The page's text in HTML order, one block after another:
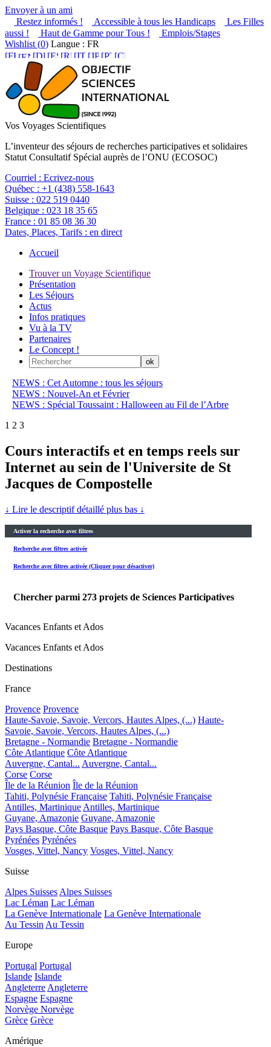
Envoyer à un ami
Restez informés !
Accessible à tous les Handicaps
Les Filles
aussi !
Haut de Gamme pour Tous !
Emplois/Stages
Wishlist (0) Langue : FR
Vos Voyages Scientifiques
L’inventeur des séjours de recherches participatives et solidaires
Statut Consultatif Spécial auprès de l’ONU (ECOSOC)
Courriel : Ecrivez-nous
Québec : +1 (438) 558-1643
Suisse : 022 519 0440
Belgique : 023 18 35 65
France : 01 85 08 36 30
Dates, Places, Tarifs : en direct
Accueil
Trouver un Voyage Scientifique
Présentation
Les Séjours
Actus
Infos pratiques
Vu à la TV
Partenaires
Le Concept !
NEWS : Cet Automne : tous les séjours
NEWS : Nouvel-An et Février
NEWS : Spécial Toussaint : Halloween au Fil de l’Arbre
1 2 3
Cours interactifs et en temps reels sur
Internet au sein de l'Universite de St
Jacques de Compostelle
↓ Lire le descriptif détaillé plus bas ↓
Activer la recherche avec filtres
Recherche avec filtres activée
Recherche avec filtres activée (Cliquer pour désactiver)
Chercher parmi 273 projets de Sciences Participatives
Vacances Enfants et Ados
Vacances Enfants et Ados
Destinations
France
Provence Provence
Haute-Savoie, Savoie, Vercors, Hautes Alpes, (...) Haute-
Savoie, Savoie, Vercors, Hautes Alpes, (...)
Bretagne - Normandie Bretagne - Normandie
Côte Atlantique Côte Atlantique
Auvergne, Cantal... Auvergne, Cantal...
Corse Corse
Île de la Réunion Île de la Réunion
Tahiti, Polynésie Française Tahiti, Polynésie Française
Antilles, Martinique Antilles, Martinique
Guyane, Amazonie Guyane, Amazonie
Pays Basque, Côte Basque Pays Basque, Côte Basque
Pyrénées Pyrénées
Vosges, Vittel, Nancy Vosges, Vittel, Nancy
Suisse
Alpes Suisses Alpes Suisses
Lac Léman Lac Léman
La Genève Internationale La Genève Internationale
Au Tessin Au Tessin
Europe
Portugal Portugal
Islande Islande
Angleterre Angleterre
Espagne Espagne
Norvège Norvège
Grèce Grèce
Amérique